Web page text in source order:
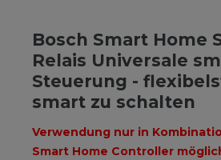
Bosch Smart Home
Relais Universale
Steuerung -
smart zu schalten
Verwendung nur in
Smart Home Controller